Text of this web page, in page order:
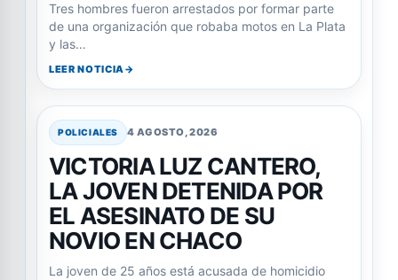
Tres hombres fueron arrestados por formar parte
de una organización que robaba motos en La Plata
y las…
LEER NOTICIA
POLICIALES 4 AGOSTO, 2026
VICTORIA LUZ CANTERO,
LA JOVEN DETENIDA POR
EL ASESINATO DE SU
NOVIO EN CHACO
La joven de 25 años está acusada de homicidio